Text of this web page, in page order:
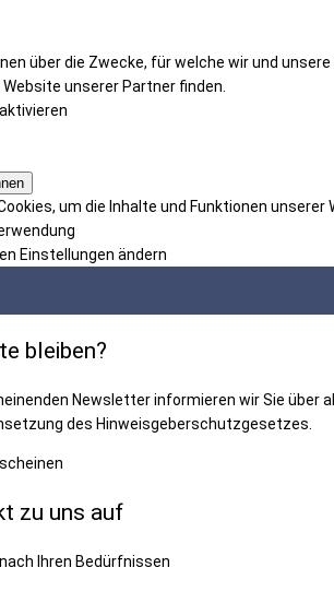
über die Zwecke, für welche wir und
unserer Partner finden.
um die Inhalte und Funktionen
Einstellungen ändern
bleiben?
Newsletter informieren wir Sie über
des Hinweisgeberschutzgesetzes.
zu uns auf
Ihren Bedürfnissen